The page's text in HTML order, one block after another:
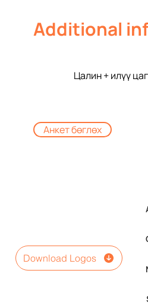
Additional
Цалин + илүү цаг
Анкет бөглөх
Download Logos